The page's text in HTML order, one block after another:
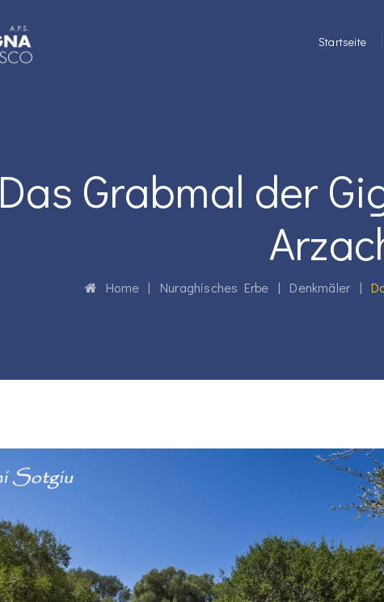
Startseite
Das Grabmal der
Home| Nuraghisches Erbe | Denkmäler|